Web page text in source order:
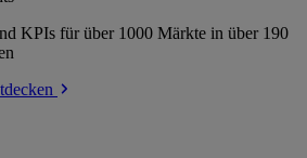
KPIs für über 1000 Märkte in über 190